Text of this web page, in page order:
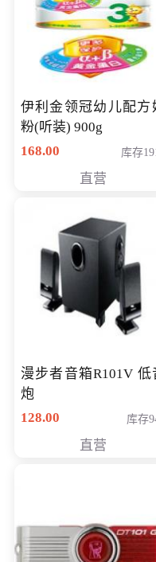
伊利金领冠幼儿配方
粉(听装) 900g
168.00
库存
直营
漫步者音箱R101V 低
炮
128.00
库存
直营